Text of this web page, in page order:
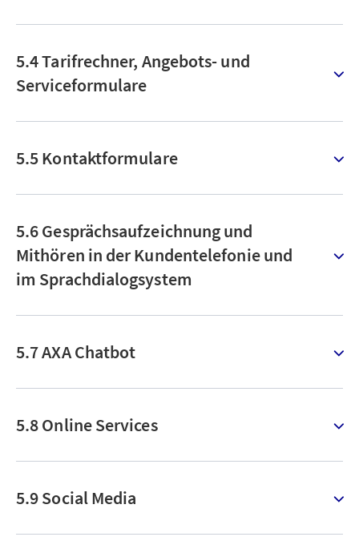
5.4 Tarifrechner, Angebots- und
Serviceformulare
5.5 Kontaktformulare
5.6 Gesprächsaufzeichnung und
Mithören in der Kundentelefonie und
im Sprachdialogsystem
5.7 AXA Chatbot
5.8 Online Services
5.9 Social Media